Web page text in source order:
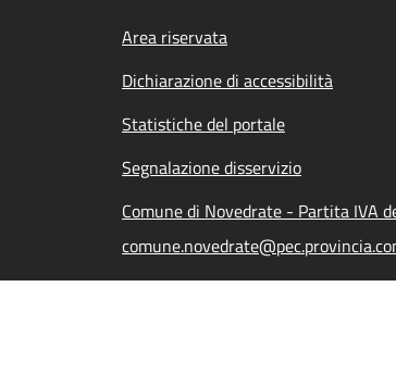
Footer menu
Area riservata
Dichiarazione di accessibilità
Statistiche del portale
Segnalazione disservizio
Comune di Novedrate - Partita IVA